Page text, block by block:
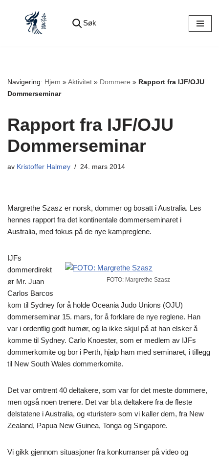
Søk
Navigering: Hjem »Aktivitet » Dommere » Rapport fra IJF/OJU
Dommerseminar
Rapport fra IJF/OJU
Dommerseminar
av Kristoffer Halmøy 24. mars 2014
Margrethe Szasz er norsk, dommer og bosatt i Australia. Les
hennes rapport fra det kontinentale dommerseminaret i
Australia, med fokus på de nye kampreglene.
FOTO: Margrethe Szasz
IJFs
dommerdirekt
ør Mr. Juan
Carlos Barcos
kom til Sydney for å holde Oceania Judo Unions (OJU)
dommerseminar 15. mars, for å forklare de nye reglene. Han
var i ordentlig godt humør, og la ikke skjul på at han elsker å
komme til Sydney. Carlo Knoester, som er medlem av IJFs
dommerkomite og bor i Perth, hjalp ham med seminaret, i tillegg
til New South Wales dommerkomite.
Det var omtrent 40 deltakere, som var for det meste dommere,
men også noen trenere. Det var bl.a deltakere fra de fleste
delstatene i Australia, og «turister» som vi kaller dem, fra New
Zealand, Papua New Guinea, Tonga og Singapore.
Vi gikk gjennom situasjoner fra konkurranser på video og